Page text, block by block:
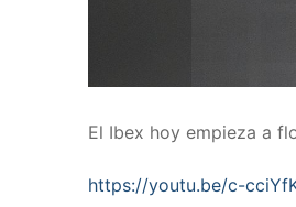
El Ibex hoy empieza a
https://youtu.be/c-